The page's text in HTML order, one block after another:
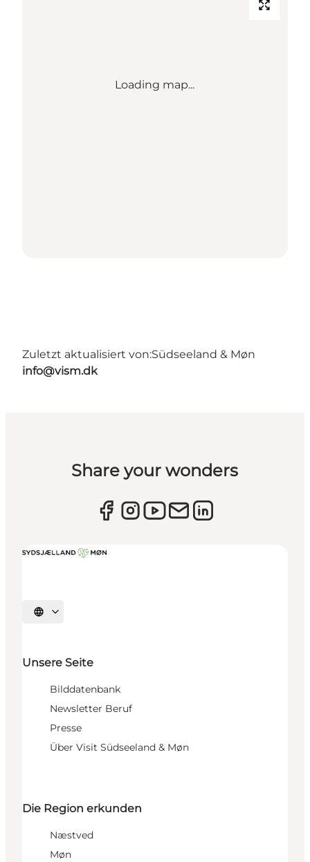
Loading map...
Zuletzt aktualisiert von:Südseeland & Møn
info@vism.dk
Share your wonders
Sprache auswählen
Unsere Seite
Bilddatenbank
Newsletter Beruf
Presse
Über Visit Südseeland & Møn
Die Region erkunden
Næstved
Møn